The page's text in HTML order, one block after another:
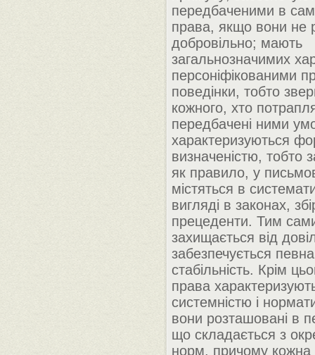
передбаченими в
права, якщо вони не
добровільно; мають
загальнозначимих
персоніфікованими
поведінки, тобто
кожного, хто
передбачені ними
характеризуються
визначеністю, тобто
як правило, у
містяться в
вигляді в законах,
прецеденти. Тим
захищається від
забезпечується
стабільність. Крім
права
системністю і
вони розташовані в
що складається з
норм, причому кожна